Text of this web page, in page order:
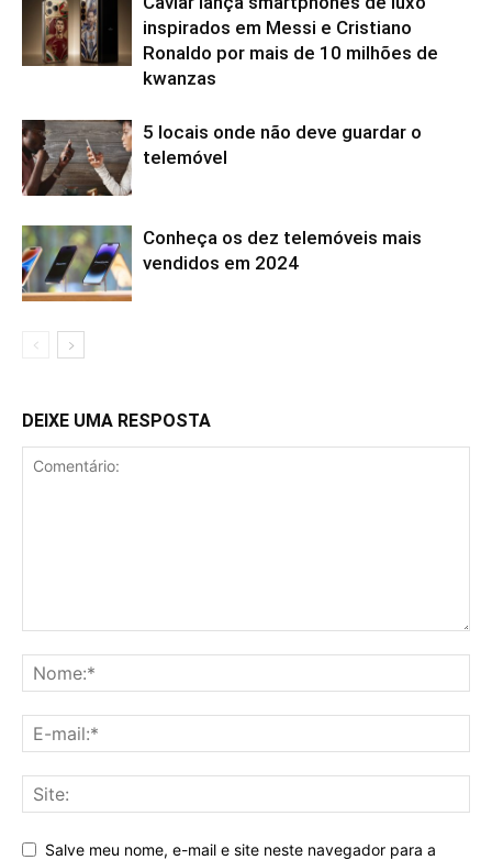
inspirados em Messi e Cristiano
Ronaldo por mais de 10 milhões de
kwanzas
5 locais onde não deve guardar o
telemóvel
Conheça os dez telemóveis mais
vendidos em 2024
DEIXE UMA RESPOSTA
Salve meu nome, e-mail e site neste navegador para a